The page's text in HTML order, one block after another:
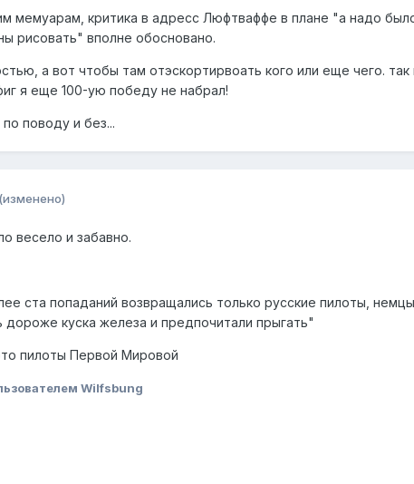
мемуарам, критика в адресс Люфтваффе в плане "а надо
рисовать" вполне обосновано.
а вот чтобы там отэскортирвоать кого или еще чего. так
я еще 100-ую победу не набрал!
поводу и без...
(изменено)
весело и забавно.
ста попаданий возвращались только русские пилоты,
дороже куска железа и предпочитали прыгать"
пилоты Первой Мировой
Wilfsbung